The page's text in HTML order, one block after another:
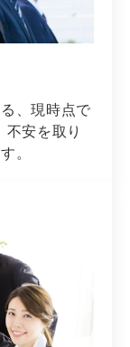
、現時点で
安を取り
。